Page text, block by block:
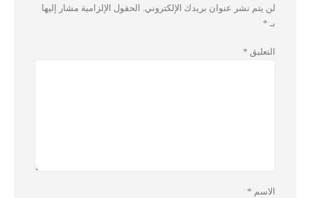
لن يتم نشر عنوان بريدك الإلكتروني. الحقول الإلزامية مشار إليها
بـ *
التعليق *
الاسم *